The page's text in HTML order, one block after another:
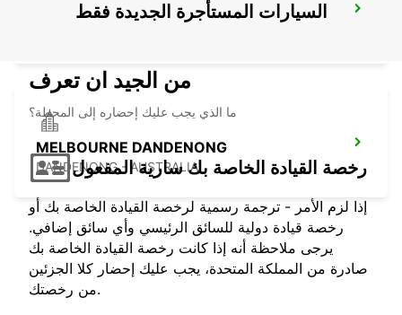
MELBOURNE FRANKSTON
MELBOURNE DANDENONG
DANDENONG - AUSTRALIA
السيارات المستأجرة الجديدة فقط
من الجيد ان تعرف
ما الذي يجب عليك إحضاره إلى المحطة؟
رخصة القيادة الخاصة بك سارية المفعول
إذا لزم الأمر - ترجمة رسمية لرخصة القيادة الخاصة بك أو
رخصة قيادة دولية للسائق الرئيسي وأي سائق إضافي.
يرجى ملاحظة أنه إذا كانت رخصة القيادة الخاصة بك
صادرة من المملكة المتحدة، يجب عليك إحضار كلا الجزئين
من رخصتك.